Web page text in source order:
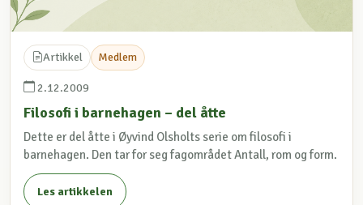
Artikkel Medlem
2.12.2009
Filosofi i barnehagen – del åtte
Dette er del åtte i Øyvind Olsholts serie om filosofi i
barnehagen. Den tar for seg fagområdet Antall, rom og form.
Les artikkelen